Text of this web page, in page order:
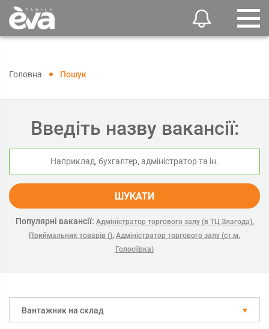
Головна Пошук
Введіть назву вакансії:
ШУКАТИ
Популярні вакансії: Адміністратор торгового залу (в ТЦ Злагода),
Приймальник товарів (), Адміністратор торгового залу (ст.м.
Голосіївка)
Вантажник на склад